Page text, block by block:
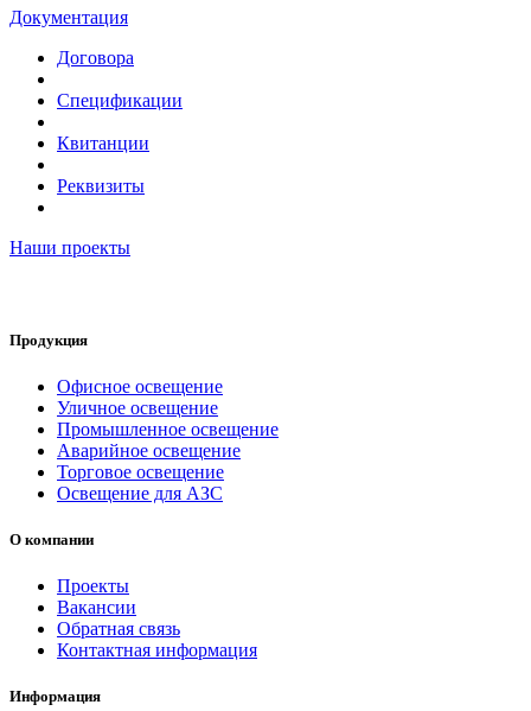
Документация
Договора
Спецификации
Квитанции
Реквизиты
Наши проекты
Продукция
Офисное освещение
Уличное освещение
Промышленное освещение
Аварийное освещение
Торговое освещение
Освещение для АЗС
О компании
Проекты
Вакансии
Обратная связь
Контактная информация
Информация